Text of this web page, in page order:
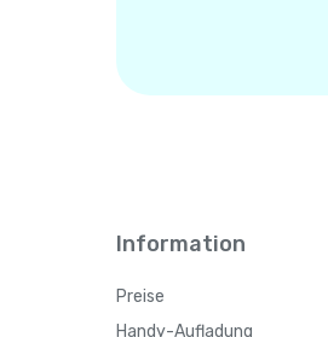
Information
Preise
Handy-Aufladung